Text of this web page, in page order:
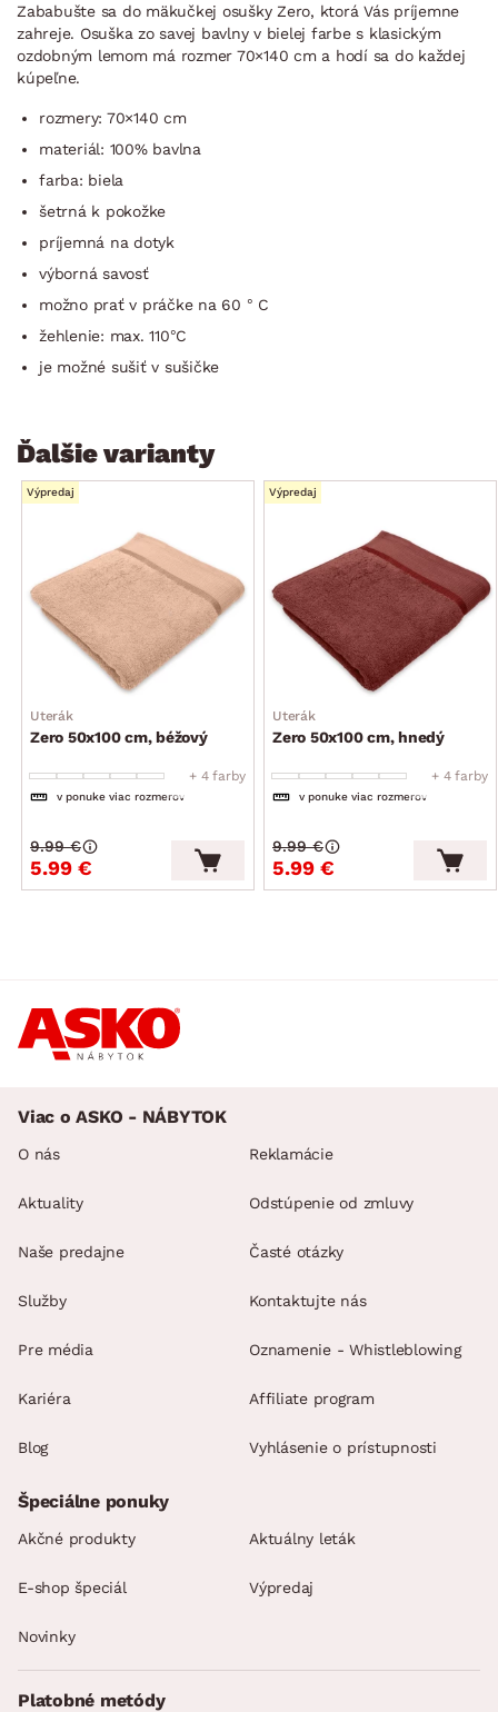
Zababušte sa do mäkučkej osušky Zero, ktorá Vás príjemne
zahreje. Osuška zo savej bavlny v bielej farbe s klasickým
ozdobným lemom má rozmer 70×140 cm a hodí sa do každej
kúpeľne.
rozmery: 70×140 cm
materiál: 100% bavlna
farba: biela
šetrná k pokožke
príjemná na dotyk
výborná savosť
možno prať v práčke na 60 ° C
žehlenie: max. 110°C
je možné sušiť v sušičke
Ďalšie varianty
Výpredaj
Uterák
Zero 50x100 cm, béžový
+ 4 farby
v ponuke viac rozmerov
5.99 €
9.99 €
Výpredaj
Uterák
Zero 50x100 cm, hnedý
+ 4 farby
v ponuke viac rozmerov
5.99 €
9.99 €
Viac o ASKO - NÁBYTOK
O nás
Aktuality
Naše predajne
Služby
Pre média
Kariéra
Blog
Reklamácie
Odstúpenie od zmluvy
Časté otázky
Kontaktujte nás
Oznamenie - Whistleblowing
Affiliate program
Vyhlásenie o prístupnosti
Špeciálne ponuky
Akčné produkty Aktuálny leták
E-shop špeciál Výpredaj
Novinky
Platobné metódy